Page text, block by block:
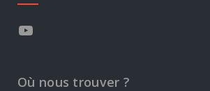
Où nous trouver ?